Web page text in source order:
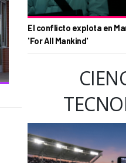
El conflicto explota en
'For All Mankind'